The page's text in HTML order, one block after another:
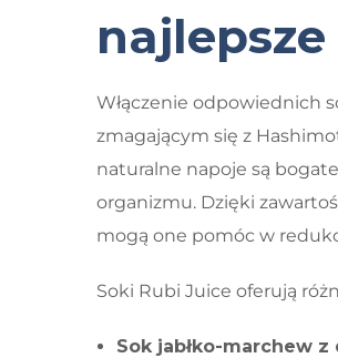
Włączenie odpowiednich
zmagającym się z
naturalne napoje są
organizmu. Dzięki
mogą one pomóc w
Soki Rubi Juice oferują
Sok jabłko-marchew